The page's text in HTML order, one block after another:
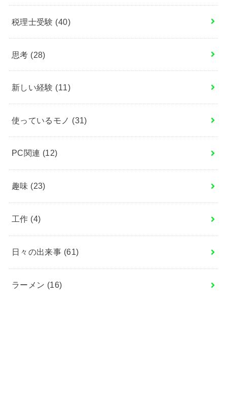
税理士受験 (40)
思考 (28)
新しい経験 (11)
使っているモノ (31)
PC関連 (12)
趣味 (23)
工作 (4)
日々の出来事 (61)
ラーメン (16)